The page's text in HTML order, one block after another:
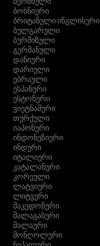
ბოსნიური
ბრიტანული ინგლისური
ბულგარული
ბურმიზული
გერმანული
დანიური
დარიული
ებრაული
ესპანური
ესტონური
ვიეტნამური
თურქული
იაპონური
ინდონეზიური
ინდური
იტალიური
კატალანური
კორეული
ლატვიური
ლიტვური
მაკედონური
მალაგასური
მალაური
მონღოლური